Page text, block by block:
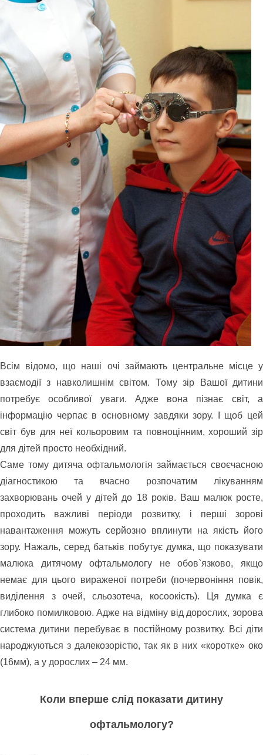
Всім відомо, що наші очі займають центральне місце у
взаємодії з навколишнім світом. Тому зір Вашої дитини
потребує особливої уваги. Адже вона пізнає світ, а
інформацію черпає в основному завдяки зору. І щоб цей
світ був для неї кольоровим та повноцінним, хороший зір
для дітей просто необхідний.
Саме тому дитяча офтальмологія займається своєчасною
діагностикою та вчасно розпочатим лікуванням
захворювань очей у дітей до 18 років. Ваш малюк росте,
проходить важливі періоди розвитку, і перші зорові
навантаження можуть серйозно вплинути на якість його
зору. Нажаль, серед батьків побутує думка, що показувати
малюка дитячому офтальмологу не обов`язково, якщо
немає для цього вираженої потреби (почервоніння повік,
виділення з очей, сльозотеча, косоокість). Ця думка є
глибоко помилковою. Адже на відміну від дорослих, зорова
система дитини перебуває в постійному розвитку. Всі діти
народжуються з далекозорістю, так як в них «коротке» око
(16мм), а у дорослих – 24 мм.
Коли вперше слід показати дитину
офтальмологу?